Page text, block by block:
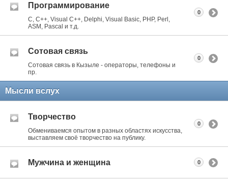
Программирование
C, C++, Visual C++, Delphi, Visual Basic, PHP, Perl,
ASM, Pascal и т.д.
0
Сотовая связь
Сотовая связь в Кызыле - операторы, телефоны и
пр.
0
Мысли вслух
Творчество
Обмениваемся опытом в разных областях искусства,
выставляем своё творчество на публику.
0
Мужчина и женщина 0